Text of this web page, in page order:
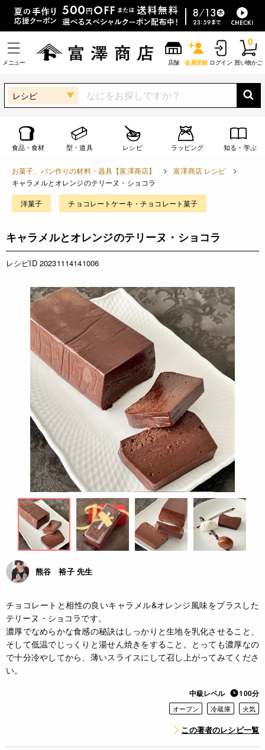
メニュー 店舗 会員登録 ログイン 買い物かご
0
レシピ
食品・食材 型・道具 レシピ ラッピング 知る・学ぶ
お菓子、パン作りの材料・器具【富澤商店】
富澤商店 レシピ
キャラメルとオレンジのテリーヌ・ショコラ
洋菓子 チョコレートケーキ・チョコレート菓子
キャラメルとオレンジのテリーヌ・ショコラ
レシピID 20231114141006
熊谷 裕子 先生
チョコレートと相性の良いキャラメル&オレンジ風味をプラスした
テリーヌ・ショコラです。
濃厚でなめらかな食感の秘訣はしっかりと生地を乳化させること、
そして低温でじっくりと湯せん焼きをすること。とっても濃厚なの
で十分冷やしてから、薄いスライスにして召し上がってみてくださ
い。
中級レベル 100分
オーブン 冷蔵庫 火気
この著者のレシピ一覧